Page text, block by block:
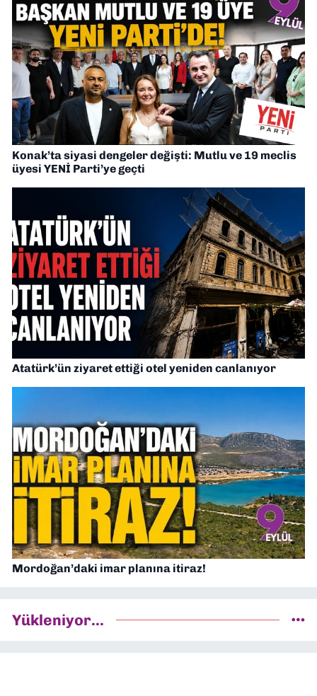
Konak’ta siyasi dengeler değişti: Mutlu ve 19 meclis
üyesi YENİ Parti’ye geçti
Atatürk’ün ziyaret ettiği otel yeniden canlanıyor
Mordoğan’daki imar planına itiraz!
Yükleniyor...